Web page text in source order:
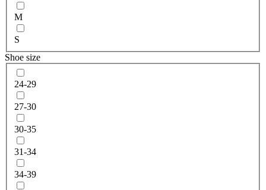
M
S
Shoe size
24-29
27-30
30-35
31-34
34-39